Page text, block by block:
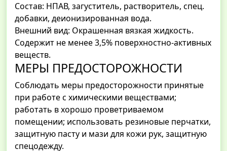
Состав: НПАВ, загуститель, растворитель, спец.
добавки, деионизированная вода.
Внешний вид: Окрашенная вязкая жидкость.
Содержит не менее 3,5% поверхностно-активных
веществ.
МЕРЫ ПРЕДОСТОРОЖНОСТИ
Соблюдать меры предосторожности принятые
при работе с химическими веществами;
работать в хорошо проветриваемом
помещении; использовать резиновые перчатки,
защитную пасту и мази для кожи рук, защитную
спецодежду.